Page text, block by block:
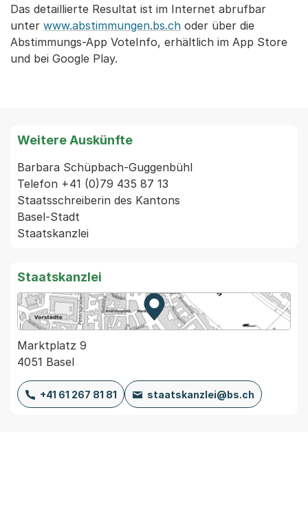
Das detaillierte Resultat ist im Internet abrufbar
unter www.abstimmungen.bs.ch oder über die
Abstimmungs-App VoteInfo, erhältlich im App Store
und bei Google Play.
Weitere Auskünfte
Barbara Schüpbach-Guggenbühl
Telefon +41 (0)79 435 87 13
Staatsschreiberin des Kantons
Basel-Stadt
Staatskanzlei
Zur Karte von MapBS.
Externer Link, wird in einem
Marktplatz 9
4051 Basel
+41 61 267 81 81 staatskanzlei@bs.ch